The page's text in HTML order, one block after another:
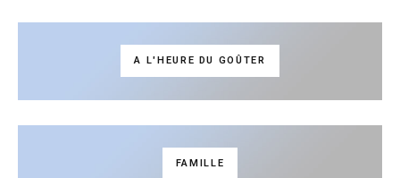
A L'HEURE DU GOÛTER
FAMILLE